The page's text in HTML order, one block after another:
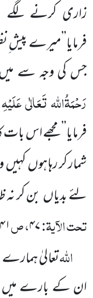
زاری کرنے لگے
فرمایا’’میرےپیش
جس کی وجہ سے
رَحْمَۃُاللہ تَعَالٰی عَلَیْہِ
فرمایا’’ مجھے اس
شمار کر رہا ہوںکہیں
لئے بدیاں بن کر
تحت الآیۃ:۴۷، ص
اللہتعالیٰ
ان کے بارے میں